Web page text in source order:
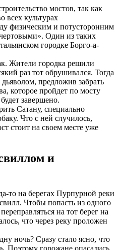
мостов, так как
всех культурах
физическим и потусторонним
Один из таких
городке Борго-а-
Жители городка решили
раз тот обрушивался. Тогда
предложив забрать
которое пройдет по мосту
завершено.
Сатану, специально
Что с ней случилось,
стоит на своем месте уже
и
то на берегах Пурпурной реки
Чтобы попасть из одного
на тот берег на
что через реку проложен
ночь? Сразу стало ясно, что
Поэтому горожане опасались